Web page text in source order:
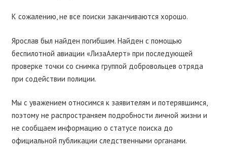
К сожалению, не все поиски заканчиваются хорошо.
Ярослав был найден погибшим. Найден с помощью
беспилотной авиации «ЛизаАлерт» при последующей
проверке точки со снимка группой добровольцев отряда
при содействии полиции.
Мы с уважением относимся к заявителям и потерявшимся,
поэтому не распространяем подробности личной жизни и
не сообщаем информацию о статусе поиска до
официальной публикации следственными органами.